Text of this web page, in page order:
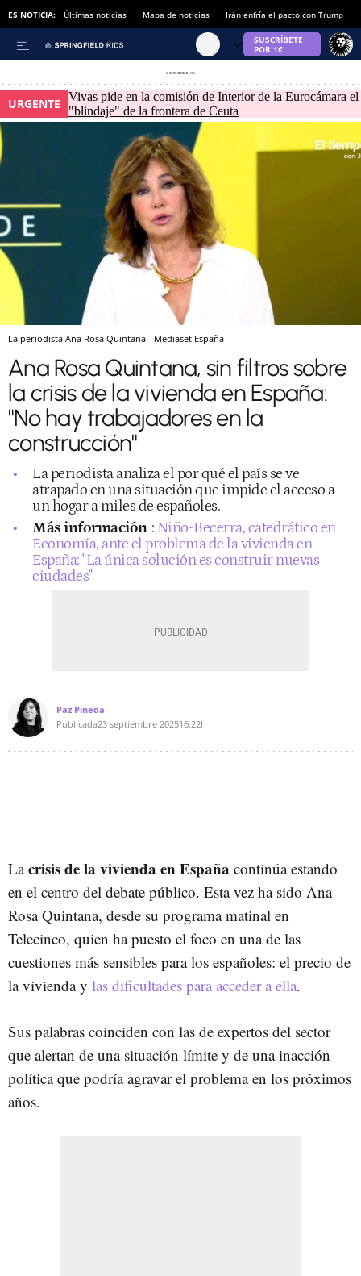
ES NOTICIA: Últimas noticias Mapa de noticias Irán enfría el pacto con Trump
URGENTE
Vivas pide en la comisión de Interior de la Eurocámara el
"blindaje" de la frontera de Ceuta
La periodista Ana Rosa Quintana. Mediaset España
Ana Rosa Quintana, sin filtros sobre
la crisis de la vivienda en España:
"No hay trabajadores en la
construcción"
La periodista analiza el por qué el país se ve
atrapado en una situación que impide el acceso a
un hogar a miles de españoles.
Más información : Niño-Becerra, catedrático en
Economía, ante el problema de la vivienda en
España: "La única solución es construir nuevas
ciudades"
Paz Pineda
Publicada23 septiembre 202516:22h
Lacrisis de la vivienda en España continúa estando
en el centro del debate público. Esta vez ha sido Ana
Rosa Quintana, desde su programa matinal en
Telecinco, quien ha puesto el foco en una de las
cuestiones más sensibles para los españoles: el precio de
la vivienda y las dificultades para acceder a ella.
Sus palabras coinciden con las de expertos del sector
que alertan de una situación límite y de una inacción
política que podría agravar el problema en los próximos
años.